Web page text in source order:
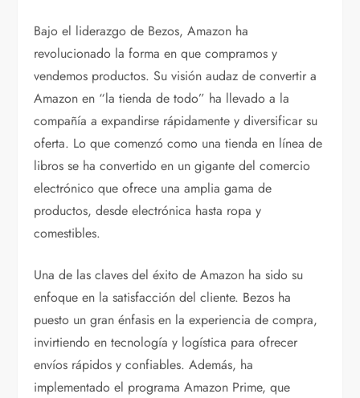
Bajo el liderazgo de Bezos, Amazon ha
revolucionado la forma en que compramos y
vendemos productos. Su visión audaz de convertir a
Amazon en “la tienda de todo” ha llevado a la
compañía a expandirse rápidamente y diversificar su
oferta. Lo que comenzó como una tienda en línea de
libros se ha convertido en un gigante del comercio
electrónico que ofrece una amplia gama de
productos, desde electrónica hasta ropa y
comestibles.
Una de las claves del éxito de Amazon ha sido su
enfoque en la satisfacción del cliente. Bezos ha
puesto un gran énfasis en la experiencia de compra,
invirtiendo en tecnología y logística para ofrecer
envíos rápidos y confiables. Además, ha
implementado el programa Amazon Prime, que